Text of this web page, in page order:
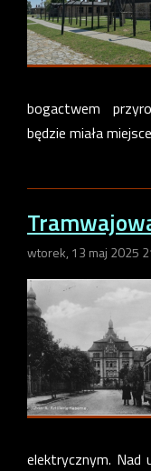
bogactwem
będzie miała
wtorek, 13 maj 2025
elektrycznym. Nad